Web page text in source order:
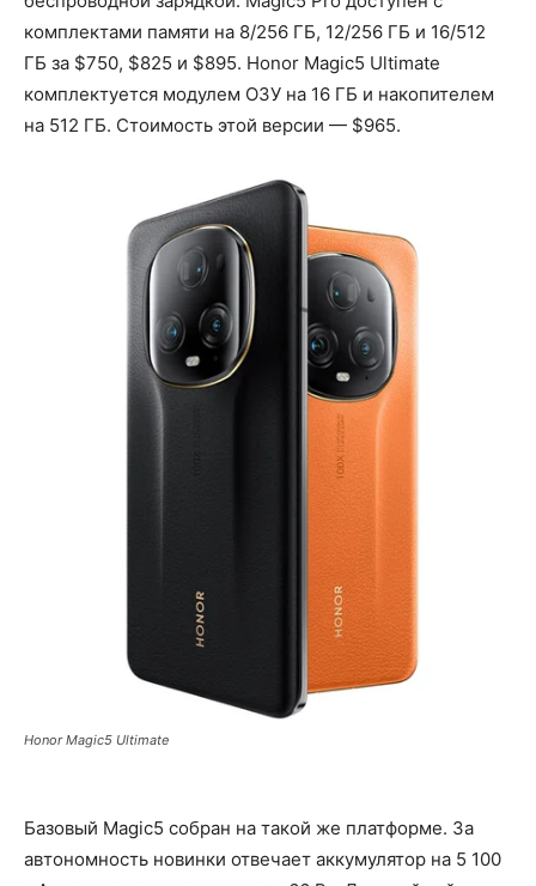
комплектами памяти на 8/256 ГБ, 12/256 ГБ и 16/512
ГБ за $750, $825 и $895. Honor Magic5 Ultimate
комплектуется модулем ОЗУ на 16 ГБ и накопителем
на 512 ГБ. Стоимость этой версии — $965.
Honor Magic5 Ultimate
Базовый Magic5 собран на такой же платформе. За
автономность новинки отвечает аккумулятор на 5 100